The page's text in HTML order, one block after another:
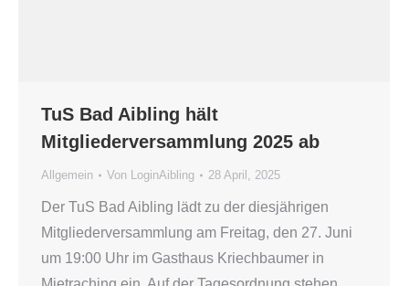
TuS Bad Aibling hält
Mitgliederversammlung 2025 ab
Allgemein Von LoginAibling 28 April, 2025
Der TuS Bad Aibling lädt zu der diesjährigen
Mitgliederversammlung am Freitag, den 27. Juni
um 19:00 Uhr im Gasthaus Kriechbaumer in